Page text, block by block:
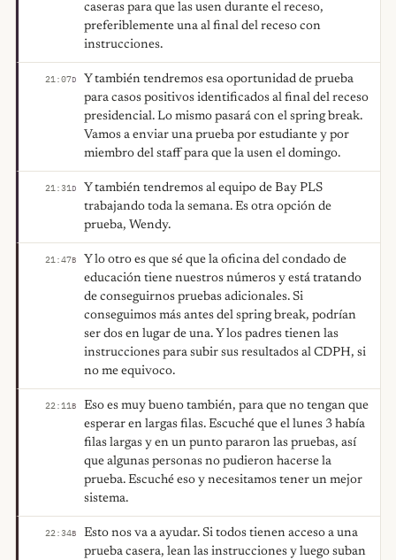
caseras para que las usen durante el receso,
preferiblemente una al final del receso con
instrucciones.
21:07D
Y también tendremos esa oportunidad de prueba
para casos positivos identificados al final del receso
presidencial. Lo mismo pasará con el spring break.
Vamos a enviar una prueba por estudiante y por
miembro del staff para que la usen el domingo.
21:31D
Y también tendremos al equipo de Bay PLS
trabajando toda la semana. Es otra opción de
prueba, Wendy.
21:47B
Y lo otro es que sé que la oficina del condado de
educación tiene nuestros números y está tratando
de conseguirnos pruebas adicionales. Si
conseguimos más antes del spring break, podrían
ser dos en lugar de una. Y los padres tienen las
instrucciones para subir sus resultados al CDPH, si
no me equivoco.
22:11B
Eso es muy bueno también, para que no tengan que
esperar en largas filas. Escuché que el lunes 3 había
filas largas y en un punto pararon las pruebas, así
que algunas personas no pudieron hacerse la
prueba. Escuché eso y necesitamos tener un mejor
sistema.
22:34B
Esto nos va a ayudar. Si todos tienen acceso a una
prueba casera, lean las instrucciones y luego suban